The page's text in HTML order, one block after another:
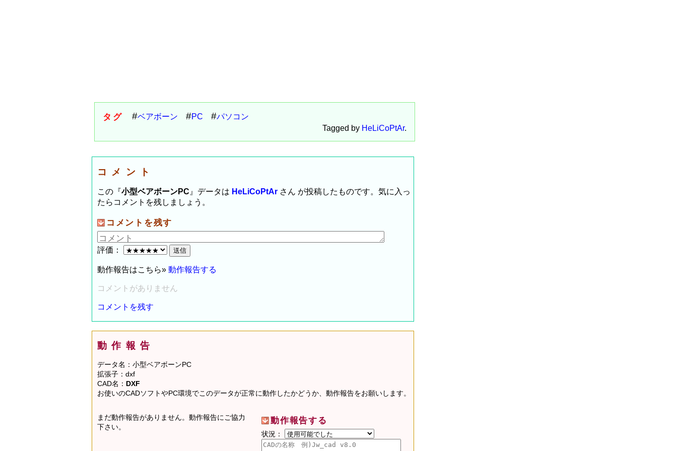
タグ ベアボーン PC
パソコン
Tagged by HeLiCoPtAr.
コメント
この『小型ベアボーンPC 』データは HeLiCoPtAr さん が投稿したものです。気に入っ
たらコメントを残しましょう。
コメントを残す
評価：
動作報告はこちら» 動作報告する
コメントがありません
コメントを残す
動作報告
データ名：小型ベアボーンPC
拡張子：dxf
CAD名： DXF
お使いのCADソフトやPC環境でこのデータが正常に動作したかどうか、動作報告をお願いします。
動作報告する
状況：
まだ動作報告がありません。動作報告にご協力
下さい。